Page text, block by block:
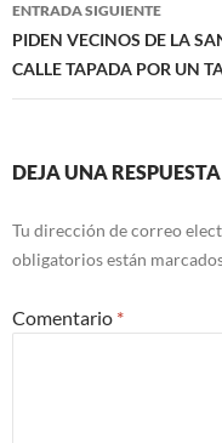
ENTRADA SIGUIENTE
PIDEN VECINOS DE LA
CALLE TAPADA POR UN
DEJA UNA RESPUESTA
Tu dirección de correo
obligatorios están
Comentario *